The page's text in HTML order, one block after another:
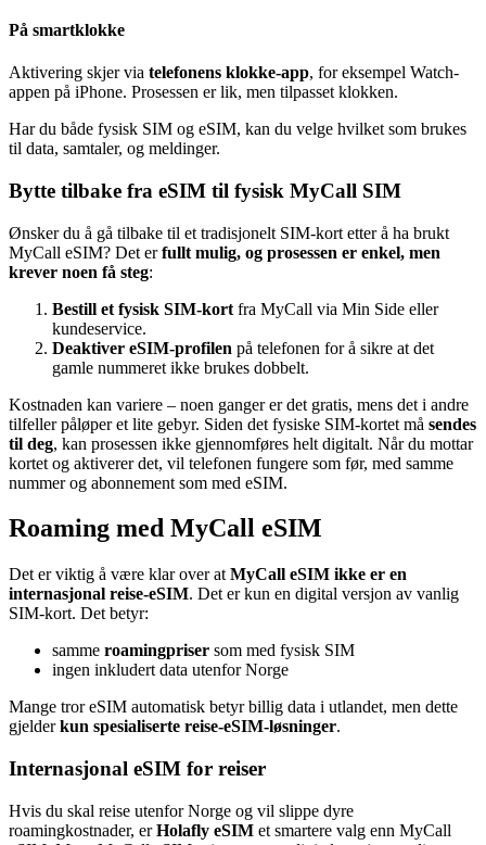
På smartklokke
Aktivering skjer via telefonens klokke-app, for eksempel Watch-
appen på iPhone. Prosessen er lik, men tilpasset klokken.
Har du både fysisk SIM og eSIM, kan du velge hvilket som brukes
til data, samtaler, og meldinger.
Bytte tilbake fra eSIM til fysisk MyCall SIM
Ønsker du å gå tilbake til et tradisjonelt SIM-kort etter å ha brukt
MyCall eSIM? Det erfullt mulig, og prosessen er enkel, men
krever noen få steg:
Bestill et fysisk SIM-kort fra MyCall via Min Side eller
kundeservice.
Deaktiver eSIM-profilen på telefonen for å sikre at det
gamle nummeret ikke brukes dobbelt.
Kostnaden kan variere – noen ganger er det gratis, mens det i andre
tilfeller påløper et lite gebyr. Siden det fysiske SIM-kortet må sendes
til deg, kan prosessen ikke gjennomføres helt digitalt. Når du mottar
kortet og aktiverer det, vil telefonen fungere som før, med samme
nummer og abonnement som med eSIM.
Roaming med MyCall eSIM
Det er viktig å være klar over at MyCall eSIM ikke er en
internasjonal reise-eSIM. Det er kun en digital versjon av vanlig
SIM-kort. Det betyr:
samme roamingpriser som med fysisk SIM
ingen inkludert data utenfor Norge
Mange tror eSIM automatisk betyr billig data i utlandet, men dette
gjelderkun spesialiserte reise-eSIM-løsninger.
Internasjonal eSIM for reiser
Hvis du skal reise utenfor Norge og vil slippe dyre
roamingkostnader, erHolafly eSIM et smartere valg enn MyCall